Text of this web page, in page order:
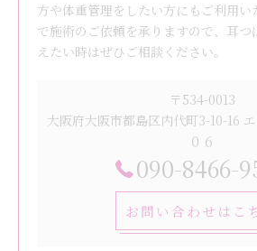
方や体重管理をしたい方にもご利用い
で施術のご依頼を承りますので、耳つ
えたい時はぜひご相談ください。
〒534-0013
大阪府大阪市都島区内代町3-10-16
０６
090-8466-
お問い合わせはこ